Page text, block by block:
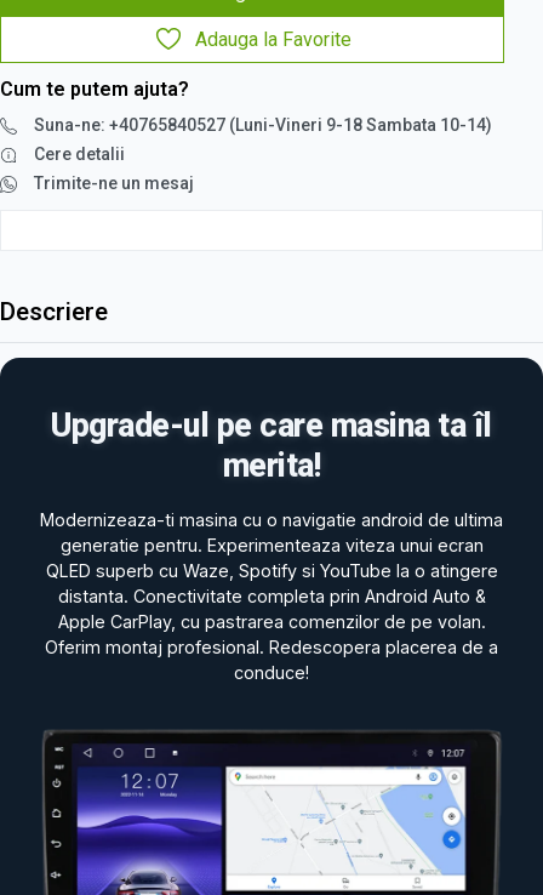
Adauga la Favorite
Cum te putem ajuta?
Suna-ne: +40765840527 (Luni-Vineri 9-18 Sambata 10-14)
Cere detalii
Trimite-ne un mesaj
Descriere
Upgrade-ul pe care masina ta îl
merita!
Modernizeaza-ti masina cu o navigatie android de ultima
generatie pentru. Experimenteaza viteza unui ecran
QLED superb cu Waze, Spotify si YouTube la o atingere
distanta. Conectivitate completa prin Android Auto &
Apple CarPlay, cu pastrarea comenzilor de pe volan.
Oferim montaj profesional. Redescopera placerea de a
conduce!